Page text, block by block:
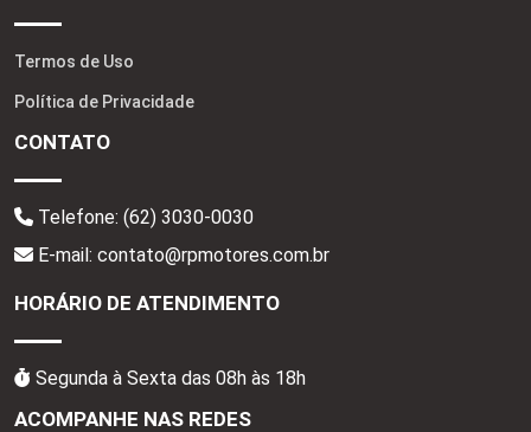
Termos de Uso
Política de Privacidade
CONTATO
Telefone: (62) 3030-0030
E-mail: contato@rpmotores.com.br
HORÁRIO DE ATENDIMENTO
Segunda à Sexta das 08h às 18h
ACOMPANHE NAS REDES